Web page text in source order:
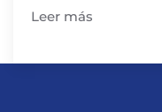
Leer más